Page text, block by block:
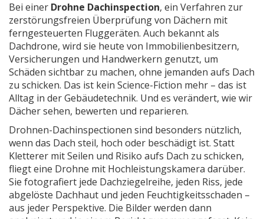
Bei einer Drohne Dachinspection, ein Verfahren zur
zerstörungsfreien Überprüfung von Dächern mit
ferngesteuerten Fluggeräten. Auch bekannt als
Dachdrone, wird sie heute von Immobilienbesitzern,
Versicherungen und Handwerkern genutzt, um
Schäden sichtbar zu machen, ohne jemanden aufs Dach
zu schicken. Das ist kein Science-Fiction mehr – das ist
Alltag in der Gebäudetechnik. Und es verändert, wie wir
Dächer sehen, bewerten und reparieren.
Drohnen-Dachinspectionen sind besonders nützlich,
wenn das Dach steil, hoch oder beschädigt ist. Statt
Kletterer mit Seilen und Risiko aufs Dach zu schicken,
fliegt eine Drohne mit Hochleistungskamera darüber.
Sie fotografiert jede Dachziegelreihe, jeden Riss, jede
abgelöste Dachhaut und jeden Feuchtigkeitsschaden –
aus jeder Perspektive. Die Bilder werden dann